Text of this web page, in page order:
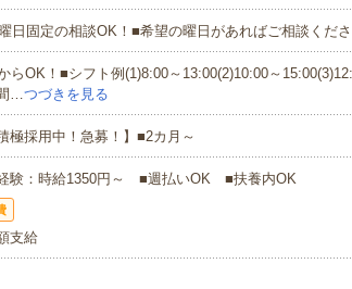
日固定の相談OK！■希望の曜日があればご相談くださ
らOK！■シフト例(1)8:00～13:00(2)10:00～
…つづきを見る
極採用中！急募！】■2カ月～
験：時給1350円～ ■週払いOK ■扶養内OK
支給